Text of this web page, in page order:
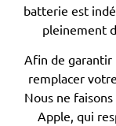
batterie est
pleinement
Afin de garantir
remplacer
Nous ne
Apple, qui